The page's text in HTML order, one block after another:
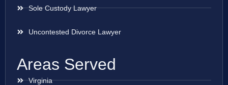
Sole Custody Lawyer
Uncontested Divorce Lawyer
Areas Served
Virginia